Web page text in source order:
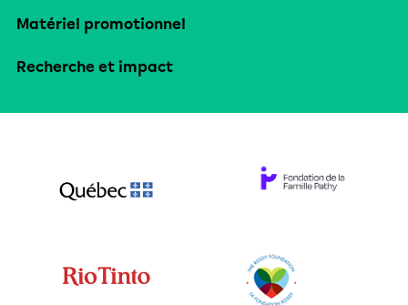
Matériel promotionnel
Recherche et impact